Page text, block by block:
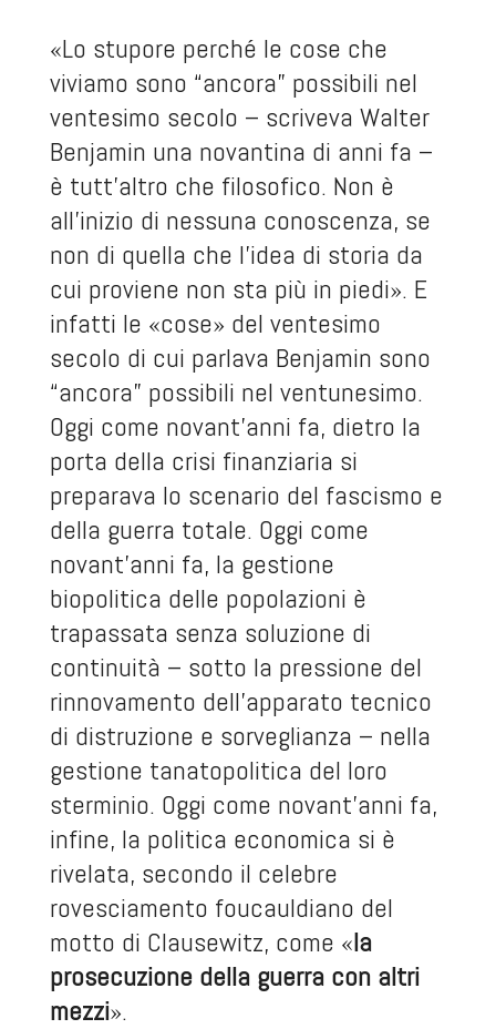
«Lo stupore perché le cose che
viviamo sono “ancora” possibili nel
ventesimo secolo – scriveva Walter
Benjamin una novantina di anni fa –
è tutt’altro che filosofico. Non è
all’inizio di nessuna conoscenza, se
non di quella che l’idea di storia da
cui proviene non sta più in piedi». E
infatti le «cose» del ventesimo
secolo di cui parlava Benjamin sono
“ancora” possibili nel ventunesimo.
Oggi come novant’anni fa, dietro la
porta della crisi finanziaria si
preparava lo scenario del fascismo e
della guerra totale. Oggi come
novant’anni fa, la gestione
biopolitica delle popolazioni è
trapassata senza soluzione di
continuità – sotto la pressione del
rinnovamento dell’apparato tecnico
di distruzione e sorveglianza – nella
gestione tanatopolitica del loro
sterminio. Oggi come novant’anni fa,
infine, la politica economica si è
rivelata, secondo il celebre
rovesciamento foucauldiano del
motto di Clausewitz, come «la
prosecuzione della guerra con altri
mezzi».